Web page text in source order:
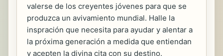
valerse de los creyentes jóvenes para que se
produzca un avivamiento mundial. Halle la
inspración que necesita para ayudar y alentar a
la próxima generación a medida que entiendan
y acepten la divina cita con su destino.